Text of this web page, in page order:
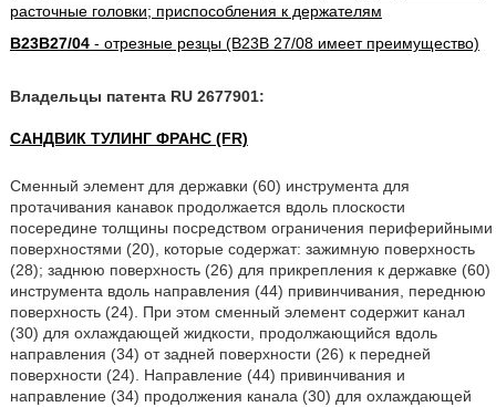
расточные головки; приспособления к держателям
B23B27/04- отрезные резцы (B23B 27/08 имеет преимущество)
Владельцы патента RU 2677901:
САНДВИК ТУЛИНГ ФРАНС (FR)
Сменный элемент для державки (60) инструмента для
протачивания канавок продолжается вдоль плоскости
посередине толщины посредством ограничения периферийными
поверхностями (20), которые содержат: зажимную поверхность
(28); заднюю поверхность (26) для прикрепления к державке (60)
инструмента вдоль направления (44) привинчивания, переднюю
поверхность (24). При этом сменный элемент содержит канал
(30) для охлаждающей жидкости, продолжающийся вдоль
направления (34) от задней поверхности (26) к передней
поверхности (24). Направление (44) привинчивания и
направление (34) продолжения канала (30) для охлаждающей